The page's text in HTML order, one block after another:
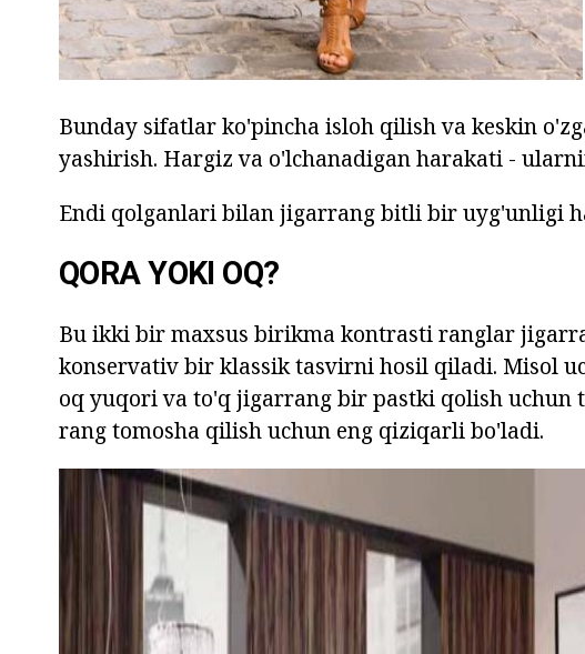
Bunday sifatlar ko'pincha isloh qilish va keskin
yashirish. Hargiz va o'lchanadigan harakati -
Endi qolganlari bilan jigarrang bitli bir uyg'unligi
QORA YOKI OQ?
Bu ikki bir maxsus birikma kontrasti ranglar
konservativ bir klassik tasvirni hosil qiladi. Misol
oq yuqori va to'q jigarrang bir pastki qolish uchun
rang tomosha qilish uchun eng qiziqarli bo'ladi.